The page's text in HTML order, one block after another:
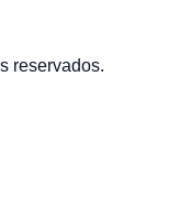
reservados.